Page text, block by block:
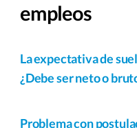
empleos
La expectativa de
¿Debe ser neto o
Problema con